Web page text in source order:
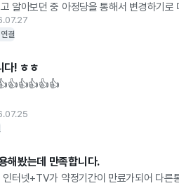
알아보던 중 아정당을 통해서 변경하기
찮겠다, 싶어서 설치 및 통신사 이동을
치할 수 있어 매우 괜찮은것 같다.(물론, 추
셔서 요금은 이전에 SK를 사용할 때 보다
리고 아정당 상담센터에서는 귀찮을법도
결
다! ㅎㅎ
해봤는데 만족합니다.
터넷+TV가 약정기간이 만료가되어 다른